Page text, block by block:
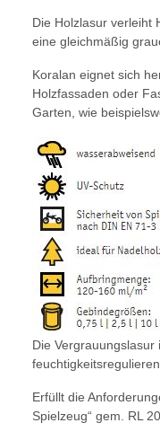
Die Holzlasur verleiht
eine gleichmäßig
Koralan eignet sich
Holzfassaden oder
Garten, wie
Die Vergrauungslasur
Erfüllt die
Spielzeug“ gem. RL